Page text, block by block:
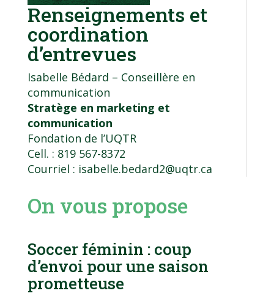
Renseignements et
coordination
d’entrevues
Isabelle Bédard – Conseillère en
communication
Stratège en marketing et
communication
Fondation de l’UQTR
Cell. : 819 567-8372
Courriel : isabelle.bedard2@uqtr.ca
On vous propose
Soccer féminin : coup
d’envoi pour une saison
prometteuse